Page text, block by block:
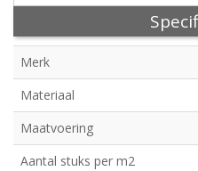
Merk
Materiaal
Maatvoering
Aantal stuks per m2